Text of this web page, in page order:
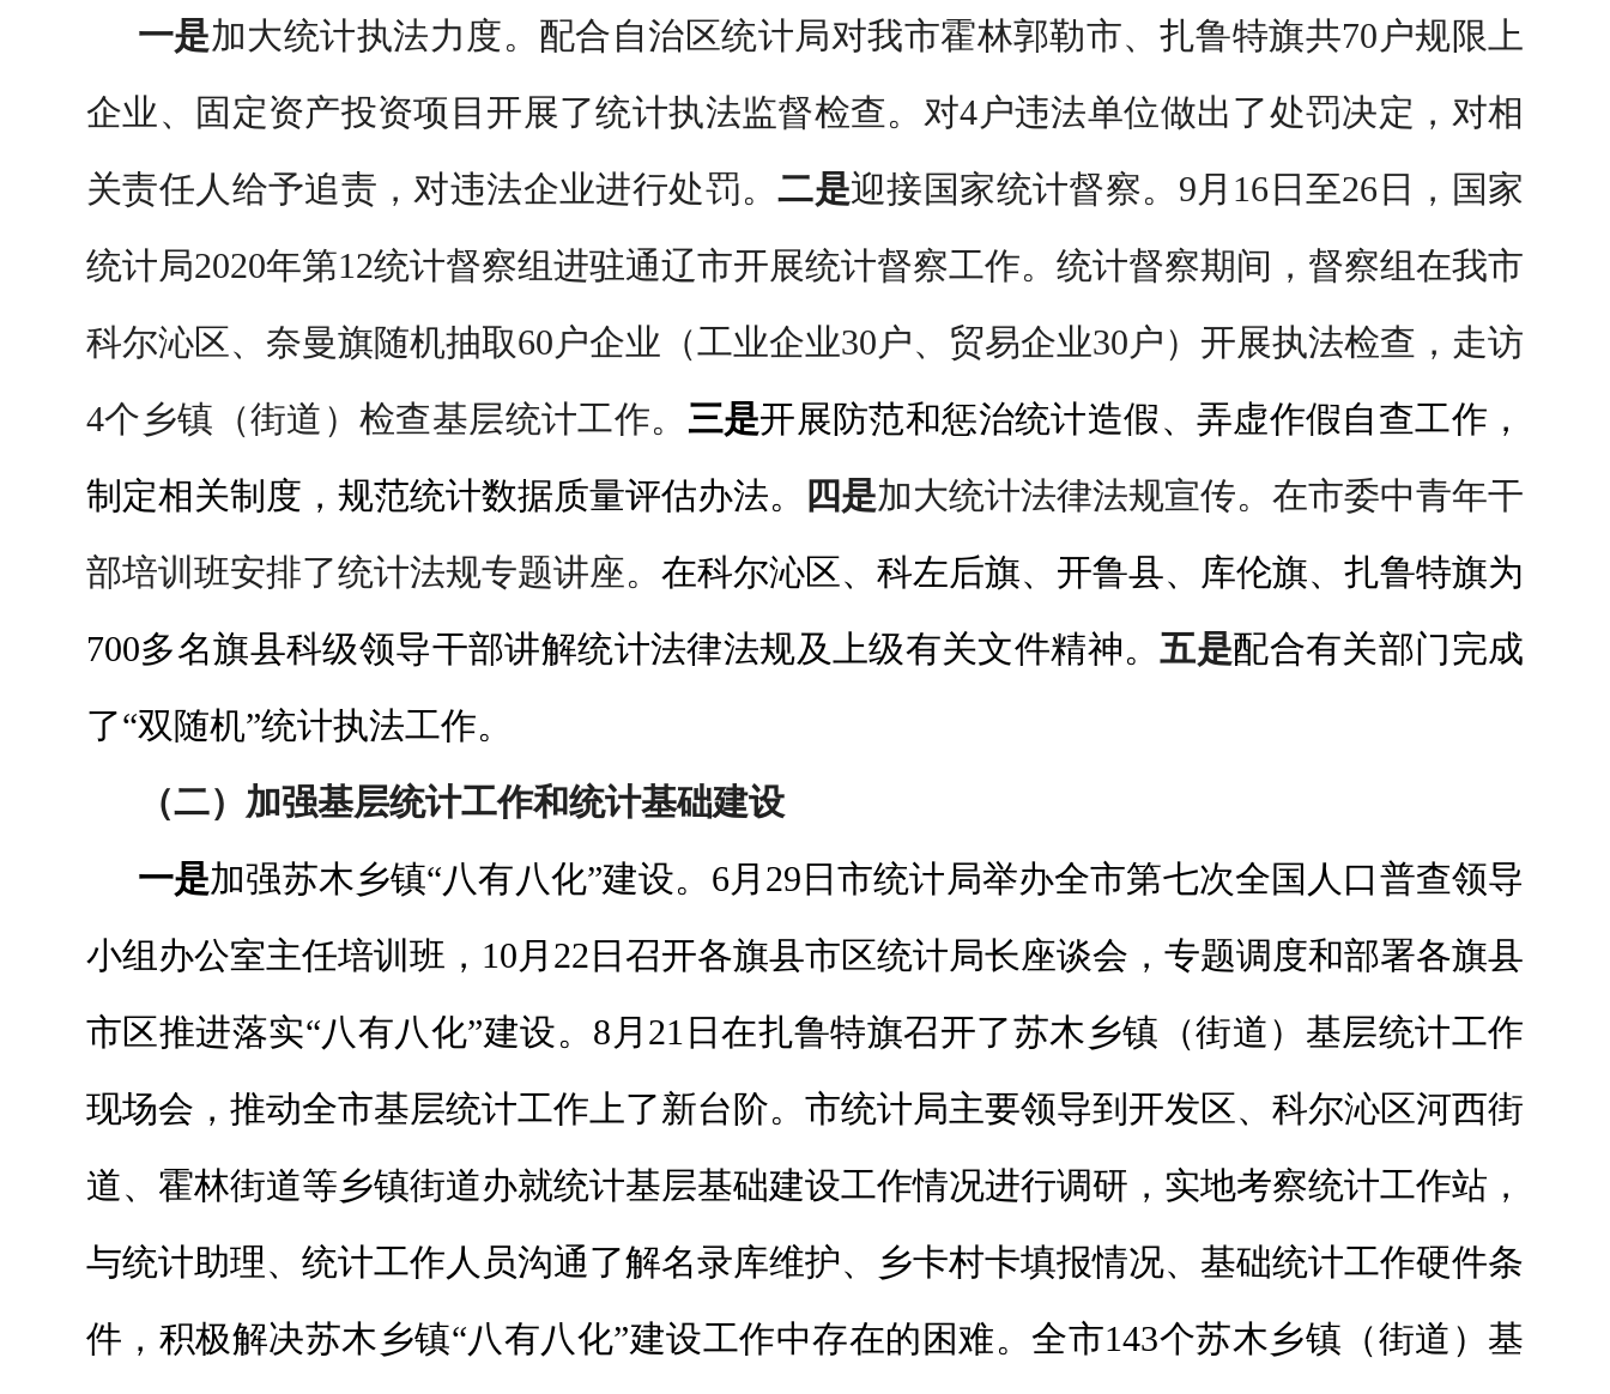
一是加大统计执法力度。配合自治区统计局对我市霍林郭勒市、扎鲁特旗共70户规限上
企业、固定资产投资项目开展了统计执法监督检查。对4户违法单位做出了处罚决定，对相
关责任人给予追责，对违法企业进行处罚。二是迎接国家统计督察。9月16日至26日，国家
统计局2020年第12统计督察组进驻通辽市开展统计督察工作。统计督察期间，督察组在我市
科尔沁区、奈曼旗随机抽取60户企业（工业企业30户、贸易企业30户）开展执法检查，走访
4个乡镇（街道）检查基层统计工作。 三是开展防范和惩治统计造假、弄虚作假自查工作，
制定相关制度，规范统计数据质量评估办法。
四是加大统计法律法规宣传。在市委中青年干
部培训班安排了统计法规专题讲座。 在科尔沁区、科左后旗、开鲁县、库伦旗、扎鲁特旗为
700多名旗县科级领导干部讲解统计法律法规及上级有关文件精神。五是配合有关部门完成
了“双随机”统计执法工作。
（二）加强基层统计工作和统计基础建设
一是加强苏木乡镇“八有八化”建设。6月29日市统计局举办全市第七次全国人口普查领导
小组办公室主任培训班，10月22日召开各旗县市区统计局长座谈会，专题调度和部署各旗县
市区推进落实“八有八化”建设。8月21日在扎鲁特旗召开了苏木乡镇（街道）基层统计工作
现场会，推动全市基层统计工作上了新台阶。市统计局主要领导到开发区、科尔沁区河西街
道、霍林街道等乡镇街道办就统计基层基础建设工作情况进行调研，实地考察统计工作站，
与统计助理、统计工作人员沟通了解名录库维护、乡卡村卡填报情况、基础统计工作硬件条
件，积极解决苏木乡镇“八有八化”建设工作中存在的困难。全市143个苏木乡镇（街道）基